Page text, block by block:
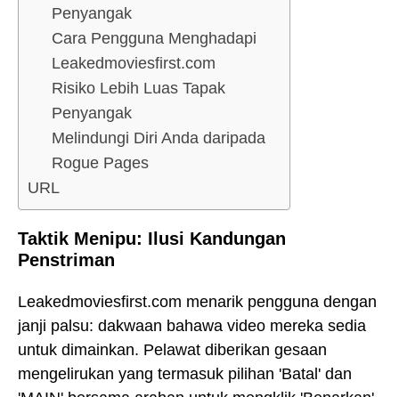
Penyangak
Cara Pengguna Menghadapi
Leakedmoviesfirst.com
Risiko Lebih Luas Tapak
Penyangak
Melindungi Diri Anda daripada
Rogue Pages
URL
Taktik Menipu: Ilusi Kandungan
Penstriman
Leakedmoviesfirst.com menarik pengguna dengan
janji palsu: dakwaan bahawa video mereka sedia
untuk dimainkan. Pelawat diberikan gesaan
mengelirukan yang termasuk pilihan 'Batal' dan